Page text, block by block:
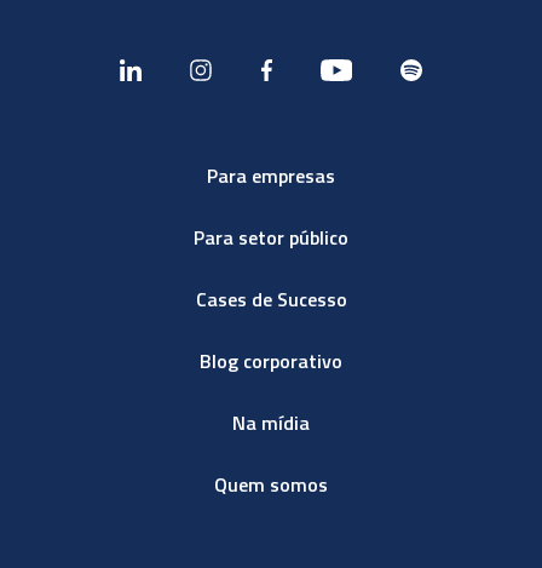
Para empresas
Para setor público
Cases de Sucesso
Blog corporativo
Na mídia
Quem somos